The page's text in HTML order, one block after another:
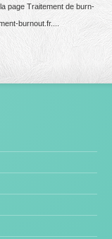
page Traitement de burn-
burnout.fr....